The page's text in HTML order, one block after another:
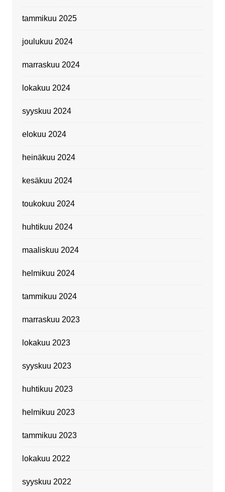
tammikuu 2025
joulukuu 2024
marraskuu 2024
lokakuu 2024
syyskuu 2024
elokuu 2024
heinäkuu 2024
kesäkuu 2024
toukokuu 2024
huhtikuu 2024
maaliskuu 2024
helmikuu 2024
tammikuu 2024
marraskuu 2023
lokakuu 2023
syyskuu 2023
huhtikuu 2023
helmikuu 2023
tammikuu 2023
lokakuu 2022
syyskuu 2022